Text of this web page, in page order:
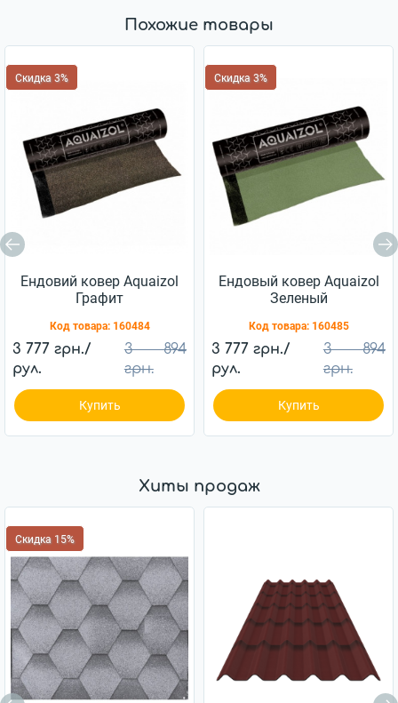
Похожие товары
Скидка 3%
Ендовий ковер Aquaizol
Графит
Код товара: 160484
3 777 грн./
рул.
3 894
грн.
Купить
Скидка 3%
Ендовый ковер Aquaizol
Зеленый
Код товара: 160485
3 777 грн./
рул.
3 894
грн.
Купить
Хиты продаж
Скидка 15%